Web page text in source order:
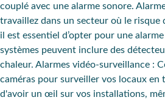
couplé avec une alarme sonore.
travaillez dans un secteur où le risque
il est essentiel d’opter pour une
systèmes peuvent inclure des
chaleur. Alarmes vidéo-surveillance :
caméras pour surveiller vos locaux en
d'avoir un œil sur vos installations,